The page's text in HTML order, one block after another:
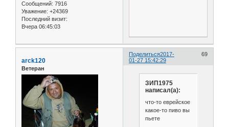
Сообщений: 7916
Уважение: +24369
Последний визит:
Вчера 06:45:03
Поделиться 69
2017-
01-27 15:42:29
arck120
Ветеран
ЗИП1975
написал(а):
что-то еврейское
какое-то пиво вы
пьете